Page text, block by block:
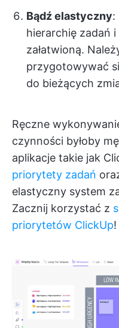
Bądź elastyczny:
hierarchię zadań
załatwioną.
przygotowywać
do bieżących
Ręczne
czynności byłoby
aplikacje takie jak
priorytety zadań
elastyczny system
Zacznij korzystać z
priorytetów ClickUp!